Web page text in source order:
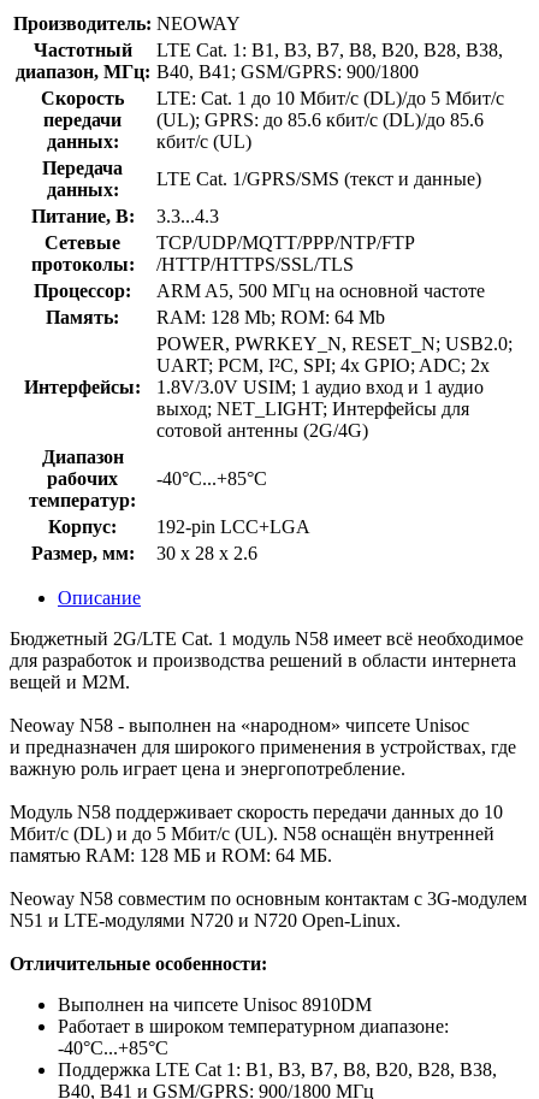
Производитель: NEOWAY
Частотный
диапазон, МГц:
LTE Cat. 1: B1, B3, B7, B8, B20, B28, B38,
B40, B41; GSM/GPRS: 900/1800
Скорость
передачи
данных:
LTE: Cat. 1 до 10 Мбит/с (DL)/до 5 Мбит/с
(UL); GPRS: до 85.6 кбит/с (DL)/до 85.6
кбит/с (UL)
Передача
данных:
LTE Cat. 1/GPRS/SMS (текст и данные)
Питание, В:
3.3...4.3
Сетевые
протоколы:
TCP/UDP/MQTT/PPP/NTP/FTP
/HTTP/HTTPS/SSL/TLS
Процессор:
ARM A5, 500 МГц на основной частоте
Память:
RAM: 128 Mb; ROM: 64 Mb
Интерфейсы:
POWER, PWRKEY_N, RESET_N; USB2.0;
UART; PCM, I²C, SPI; 4x GPIO; ADC; 2x
1.8V/3.0V USIM; 1 аудио вход и 1 аудио
выход; NET_LIGHT; Интерфейсы для
сотовой антенны (2G/4G)
Диапазон
рабочих
температур:
-40°C...+85°C
Корпус:
192-pin LCC+LGA
Размер, мм:
30 х 28 x 2.6
Описание
Бюджетный 2G/LTE Cat. 1 модуль N58 имеет всё необходимое
для разработок и производства решений в области интернета
вещей и M2M.
Neoway N58 - выполнен на «народном» чипсете Unisoc
и предназначен для широкого применения в устройствах, где
важную роль играет цена и энергопотребление.
Модуль N58 поддерживает скорость передачи данных до 10
Мбит/с (DL) и до 5 Мбит/с (UL). N58 оснащён внутренней
памятью RAM: 128 МБ и ROM: 64 МБ.
Neoway N58 совместим по основным контактам с 3G-модулем
N51 и LTE-модулями N720 и N720 Open-Linux.
Отличительные особенности:
Выполнен на чипсете Unisoc 8910DM
Работает в широком температурном диапазоне:
-40°C...+85°C
Поддержка LTE Cat 1: B1, B3, B7, B8, B20, B28, B38,
B40, B41 и GSM/GPRS: 900/1800 МГц